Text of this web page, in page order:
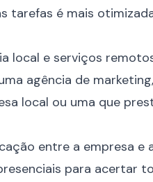
tarefas é mais
local e serviços
agência de
local ou uma que
entre a empresa e
para acertar